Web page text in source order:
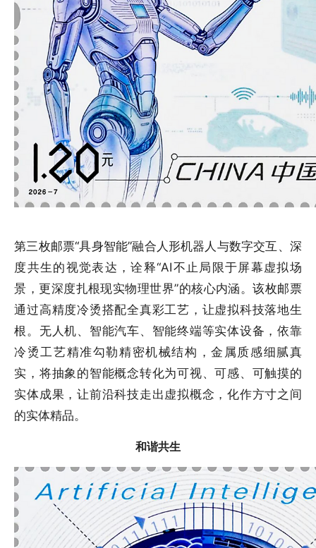
第三枚邮票“具身智能”融合人形机器人与数字交互、深
度共生的视觉表达，诠释“AI不止局限于屏幕虚拟场
景，更深度扎根现实物理世界”的核心内涵。该枚邮票
通过高精度冷烫搭配全真彩工艺，让虚拟科技落地生
根。无人机、智能汽车、智能终端等实体设备，依靠
冷烫工艺精准勾勒精密机械结构，金属质感细腻真
实，将抽象的智能概念转化为可视、可感、可触摸的
实体成果，让前沿科技走出虚拟概念，化作方寸之间
的实体精品。
和谐共生